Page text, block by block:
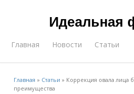
Идеальная
Главная Новости Статьи
Главная » Статьи » Коррекция овала лица
преимущества